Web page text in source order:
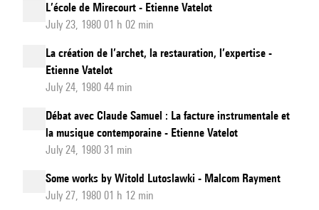
L’école de Mirecourt - Etienne Vatelot
July 23, 1980 01 h 02 min
La création de l’archet, la restauration, l’expertise -
Etienne Vatelot
July 24, 1980 44 min
Débat avec Claude Samuel : La facture instrumentale et
la musique contemporaine - Etienne Vatelot
July 24, 1980 31 min
Some works by Witold Lutoslawki - Malcom Rayment
July 27, 1980 01 h 12 min